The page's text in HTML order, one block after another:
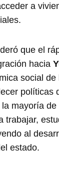
a
que el
hacia
social de
políticas
mayoría
trabajar,
al
estado.